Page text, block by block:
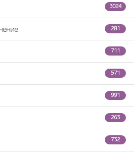
3024
281
711
571
991
263
732